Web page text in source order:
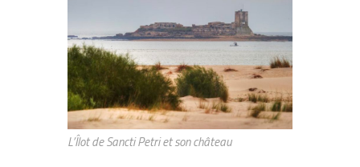
L’Îlot de Sancti Petri et son château